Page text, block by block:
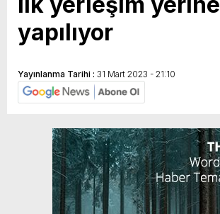
yapılıyor
Yayınlanma Tarihi : 31 Mart 2023 - 21:10